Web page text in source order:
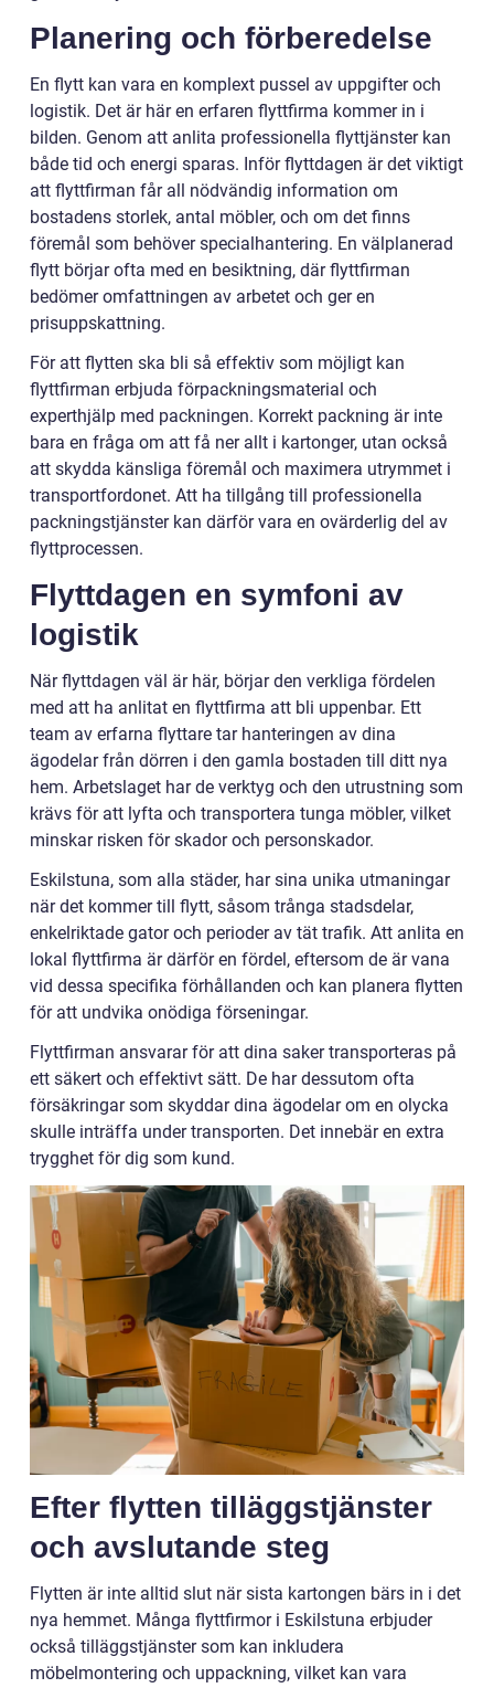
Planering och förberedelse
En flytt kan vara en komplext pussel av uppgifter och
logistik. Det är här en erfaren flyttfirma kommer in i
bilden. Genom att anlita professionella flyttjänster kan
både tid och energi sparas. Inför flyttdagen är det viktigt
att flyttfirman får all nödvändig information om
bostadens storlek, antal möbler, och om det finns
föremål som behöver specialhantering. En välplanerad
flytt börjar ofta med en besiktning, där flyttfirman
bedömer omfattningen av arbetet och ger en
prisuppskattning.
För att flytten ska bli så effektiv som möjligt kan
flyttfirman erbjuda förpackningsmaterial och
experthjälp med packningen. Korrekt packning är inte
bara en fråga om att få ner allt i kartonger, utan också
att skydda känsliga föremål och maximera utrymmet i
transportfordonet. Att ha tillgång till professionella
packningstjänster kan därför vara en ovärderlig del av
flyttprocessen.
Flyttdagen en symfoni av
logistik
När flyttdagen väl är här, börjar den verkliga fördelen
med att ha anlitat en flyttfirma att bli uppenbar. Ett
team av erfarna flyttare tar hanteringen av dina
ägodelar från dörren i den gamla bostaden till ditt nya
hem. Arbetslaget har de verktyg och den utrustning som
krävs för att lyfta och transportera tunga möbler, vilket
minskar risken för skador och personskador.
Eskilstuna, som alla städer, har sina unika utmaningar
när det kommer till flytt, såsom trånga stadsdelar,
enkelriktade gator och perioder av tät trafik. Att anlita en
lokal flyttfirma är därför en fördel, eftersom de är vana
vid dessa specifika förhållanden och kan planera flytten
för att undvika onödiga förseningar.
Flyttfirman ansvarar för att dina saker transporteras på
ett säkert och effektivt sätt. De har dessutom ofta
försäkringar som skyddar dina ägodelar om en olycka
skulle inträffa under transporten. Det innebär en extra
trygghet för dig som kund.
Efter flytten tilläggstjänster
och avslutande steg
Flytten är inte alltid slut när sista kartongen bärs in i det
nya hemmet. Många flyttfirmor i Eskilstuna erbjuder
också tilläggstjänster som kan inkludera
möbelmontering och uppackning, vilket kan vara